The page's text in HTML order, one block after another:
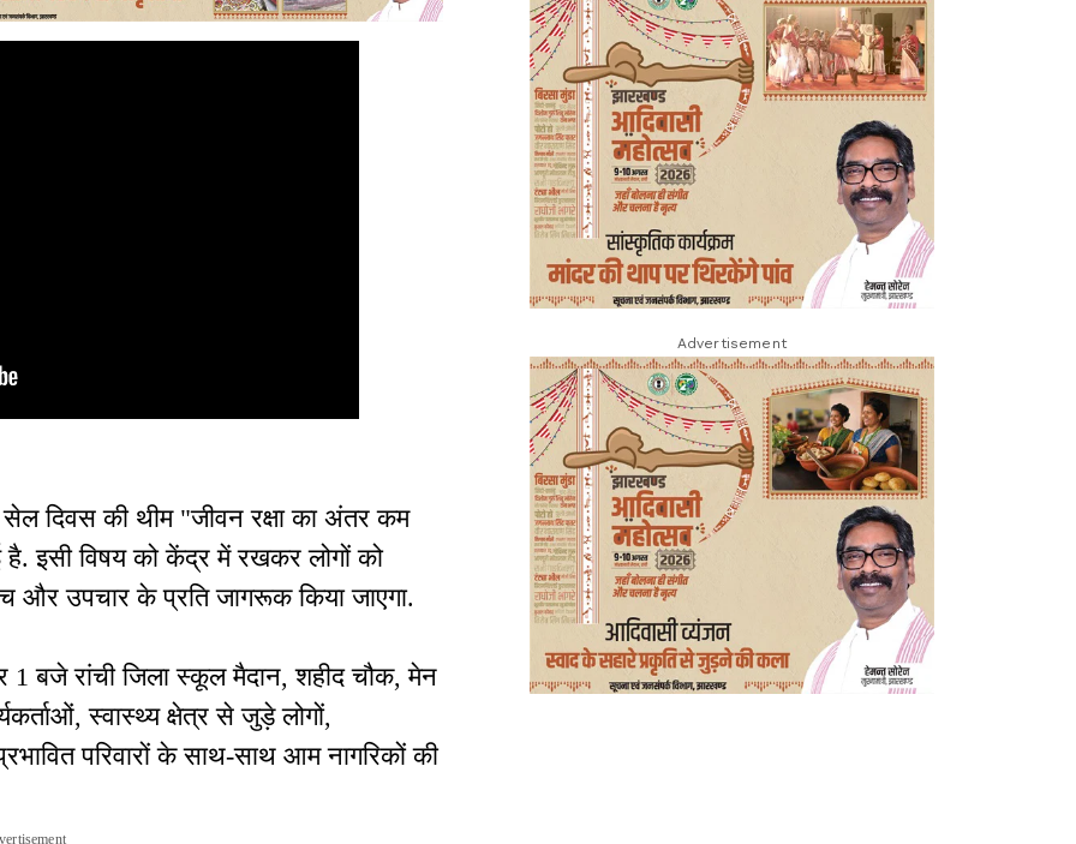
दिवस की थीम "जीवन रक्षा का अंतर कम
इसी विषय को केंद्र में रखकर लोगों को
उपचार के प्रति जागरूक किया जाएगा.
1 बजे रांची जिला स्कूल मैदान, शहीद चौक, मेन
स्वास्थ्य क्षेत्र से जुड़े लोगों,
परिवारों के साथ-साथ आम नागरिकों की
Advertisement